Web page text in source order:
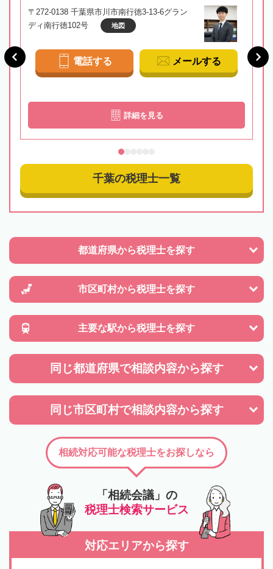
〒272-0138 千葉県市川市南行徳3-13-6グラン
ディ南行徳102号
地図
電話する メールする
詳細を見る
千葉の税理士一覧
都道府県から税理士を探す
市区町村から税理士を探す
主要な駅から税理士を探す
同じ都道府県で相談内容から探す
同じ市区町村で相談内容から探す
「相続会議」の
税理士検索サービス
相続対応可能な税理士をお探しなら
対応エリアから探す